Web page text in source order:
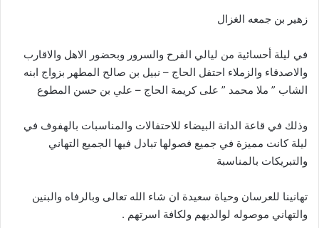
زهير بن جمعه الغزال
في ليلة أحسائية من ليالي الفرح والسرور وبحضور الاهل والاقارب
والاصدقاء والزملاء احتفل الحاج – نبيل بن صالح المطهر بزواج ابنه
الشاب ” ملا محمد ” على كريمة الحاج – علي بن حسن المطوع
وذلك في قاعة الدانة البيضاء للاحتفالات والمناسبات بالهفوف في
ليلة كانت مميزة في جميع فصولها تبادل فيها الجميع التهاني
والتبريكات بالمناسبة
تهانينا للعرسان وحياة سعيدة ان شاء الله تعالى وبالرفاه والبنين
والتهاني موصوله لوالديهم ولكافة اسرتهم .